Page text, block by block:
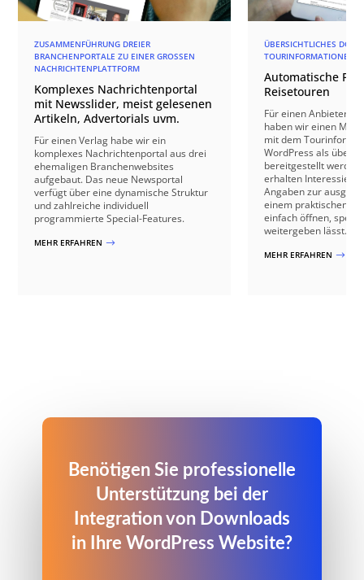
ZUSAMMENFÜHRUNG DREIER
BRANCHENPORTALE ZU EINER GROSSEN N
ACHRICHTENPLATTFORM
Komplexes Nachrichtenportal
mit Newsslider, meist gelesenen
Artikeln, Advertorials uvm.
Für einen Verlag habe wir ein
komplexes Nachrichtenportal aus drei
ehemaligen Branchenwebsites
aufgebaut. Das neue Newsportal
verfügt über eine dynamische Struktur
und zahlreiche individuell
programmierte Special-Features.
MEHR ERFAHREN $
ÜBERSICHTLICHES
TOURINFORMATIONEN
Automatische
Reisetouren
Für einen Anbieter
haben wir einen
mit dem
WordPress als
bereitgestellt werden
erhalten
Angaben zur
einem praktischen
einfach öffnen,
weitergeben lässt.
MEHR ERFAHREN $
Benötigen Sie professionelle
Unterstützung bei der
Integration von Downloads
in Ihre WordPress Website?